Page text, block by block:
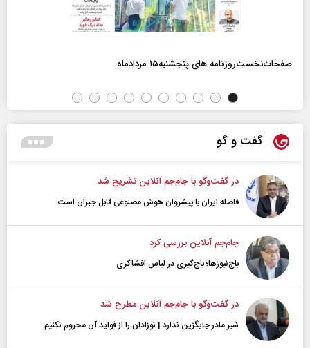
صفحات‌نخست‌روزنامه ها‌ی پنجشنبه‌۱۵ مردادماه
گفت و گو
در گفت‌و‌گو با جام‌جم آنلاین تشریح شد
فاصله ایران با پیشرو‌ان هوش مصنوعی قابل جبران است
جام‌جم آنلاین بررسی کرد
باج‌نیوزها؛ باج‌گیری در لباس افشاگری
در گفت‌و‌گو با جام‌جم آنلاین مطرح شد
شیر مادر جایگزین ندارد | نوزادان را از فواید آن محروم نکنیم